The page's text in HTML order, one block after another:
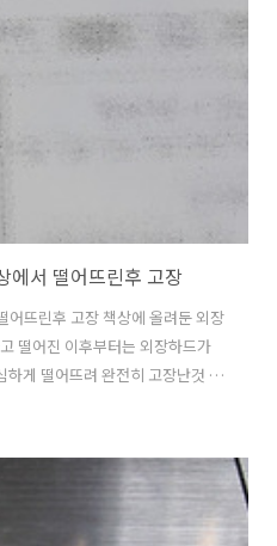
드만의 불량으로 끝나면 좋겠지
을 동시에 발생시킵니다. 헤드는
속으로 회전하는 플래터
에서 떨어뜨린후 고장
어뜨린후 고장 책상에 올려둔 외장
떨어진 이후부터는 외장하드가
게 떨어뜨려 완전히 고장난것 같
을까요? 핵심 데이타가 들어있어
직접 방문하여 접수됨 손상매체
사무실 책상에서 떨어뜨린후 고장
상 및 점검내역 분당의 OOOO병